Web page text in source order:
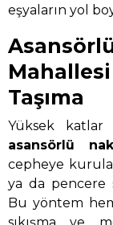
eşyaların yol
Taşıma
Yüksek
asansörlü
cepheye
ya da pencere
Bu yöntem